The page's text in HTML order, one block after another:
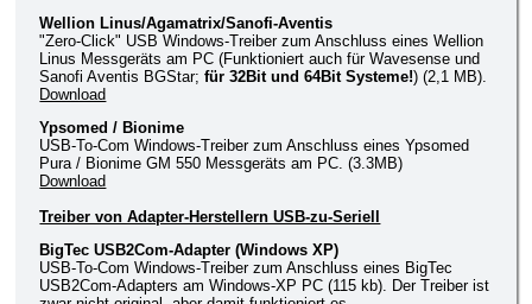
Wellion Linus/Agamatrix/Sanofi-Aventis
"Zero-Click" USB Windows-Treiber zum Anschluss eines Wellion
Linus Messgeräts am PC (Funktioniert auch für Wavesense und
Sanofi Aventis BGStar;für 32Bit und 64Bit Systeme!) (2,1 MB).
Download
Ypsomed / Bionime
USB-To-Com Windows-Treiber zum Anschluss eines Ypsomed
Pura / Bionime GM 550 Messgeräts am PC. (3.3MB)
Download
Treiber von Adapter-Herstellern USB-zu-Seriell
BigTec USB2Com-Adapter (Windows XP)
USB-To-Com Windows-Treiber zum Anschluss eines BigTec
USB2Com-Adapters am Windows-XP PC (115 kb). Der Treiber ist